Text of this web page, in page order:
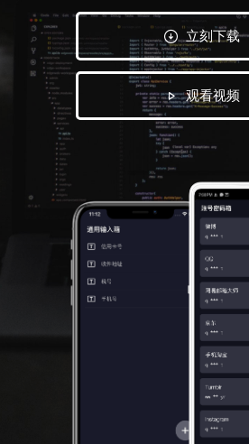
立刻下载
观看视频